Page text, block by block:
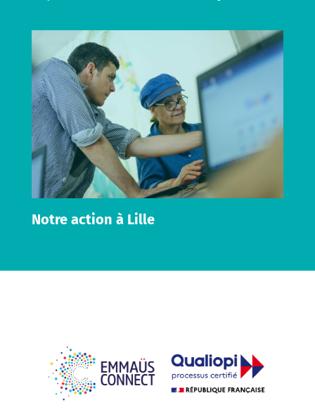
Notre action à Lille